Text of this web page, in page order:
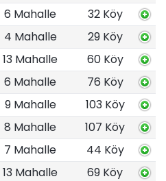
6 Mahalle
32 Köy
4 Mahalle
29 Köy
13 Mahalle
60 Köy
6 Mahalle
76 Köy
9 Mahalle
103 Köy
8 Mahalle
107 Köy
7 Mahalle
44 Köy
13 Mahalle
69 Köy